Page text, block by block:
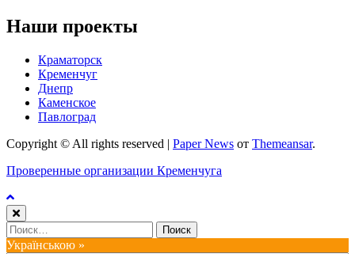
Наши проекты
Краматорск
Кременчуг
Днепр
Каменское
Павлоград
Copyright © All rights reserved | Paper News от Themeansar.
Проверенные организации Кременчуга
Найти:
Українською »